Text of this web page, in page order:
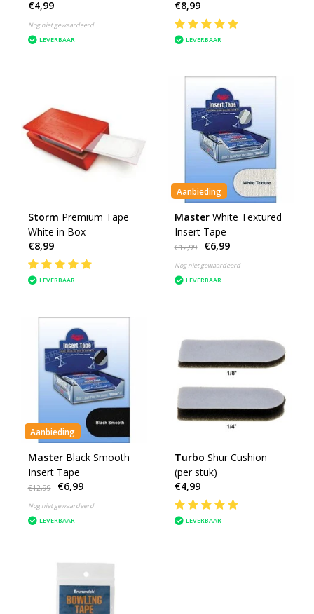
€4,99
Nog niet gewaardeerd
LEVERBAAR
€8,99
LEVERBAAR
Storm Premium Tape
White in Box
€8,99
LEVERBAAR
Aanbieding
Master White Textured
Insert Tape
€12,99 €6,99
Nog niet gewaardeerd
LEVERBAAR
Aanbieding
Master Black Smooth
Insert Tape
€12,99 €6,99
Nog niet gewaardeerd
LEVERBAAR
Turbo Shur Cushion
(per stuk)
€4,99
LEVERBAAR